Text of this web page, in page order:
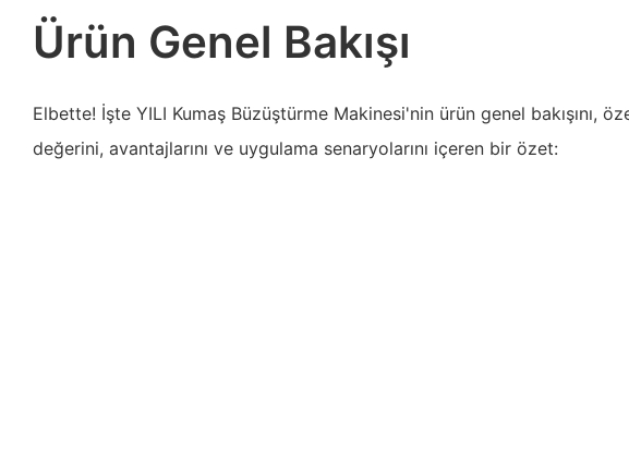
Ürün Genel Bakışı
Elbette! İşte YILI Kumaş Büzüştürme Makinesi'nin ürün genel bakışını,
değerini, avantajlarını ve uygulama senaryolarını içeren bir özet: